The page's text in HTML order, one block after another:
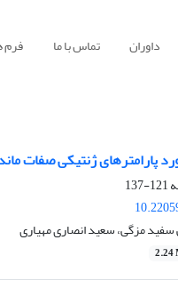
داوران تماس با ما
پارامترهای ژنتیکی صفات
121-137
مزگی، سعید انصاری مهیاری
2.24